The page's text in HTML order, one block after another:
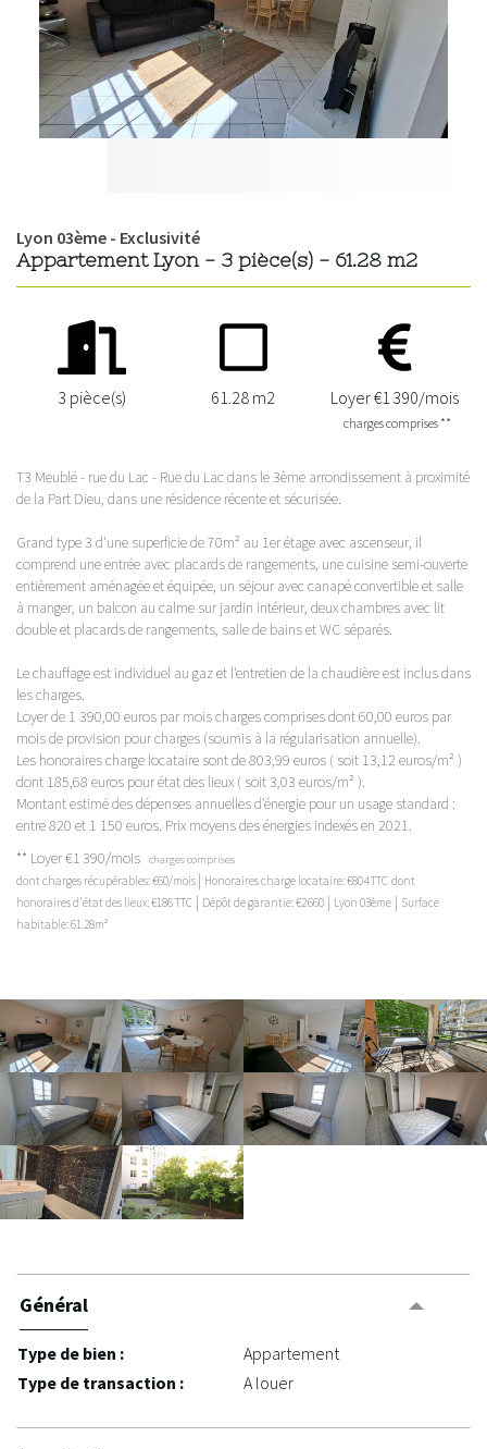
Lyon 03ème - Exclusivité
Appartement Lyon - 3 pièce(s) - 61.28 m2
3 pièce(s) 61.28 m2 Loyer €1 390/mois
charges comprises **
T3 Meublé - rue du Lac - Rue du Lac dans le 3ème arrondissement à proximité
de la Part Dieu, dans une résidence récente et sécurisée.
Grand type 3 d'une superficie de 70m² au 1er étage avec ascenseur, il
comprend une entrée avec placards de rangements, une cuisine semi-ouverte
entièrement aménagée et équipée, un séjour avec canapé convertible et salle
à manger, un balcon au calme sur jardin intérieur, deux chambres avec lit
double et placards de rangements, salle de bains et WC séparés.
Le chauffage est individuel au gaz et l'entretien de la chaudière est inclus dans
les charges.
Loyer de 1 390,00 euros par mois charges comprises dont 60,00 euros par
mois de provision pour charges (soumis à la régularisation annuelle).
Les honoraires charge locataire sont de 803,99 euros ( soit 13,12 euros/m² )
dont 185,68 euros pour état des lieux ( soit 3,03 euros/m² ).
Montant estimé des dépenses annuelles d'énergie pour un usage standard :
entre 820 et 1 150 euros. Prix moyens des énergies indexés en 2021.
** Loyer €1 390/mois charges comprises
dont charges récupérables: €60/mois | Honoraires charge locataire: €804 TTC dont
honoraires d'état des lieux: €186 TTC | Dépôt de garantie: €2 660 | Lyon 03ème | Surface
habitable: 61.28m²
Général
Type de bien :
Appartement
Type de transaction :
A louer